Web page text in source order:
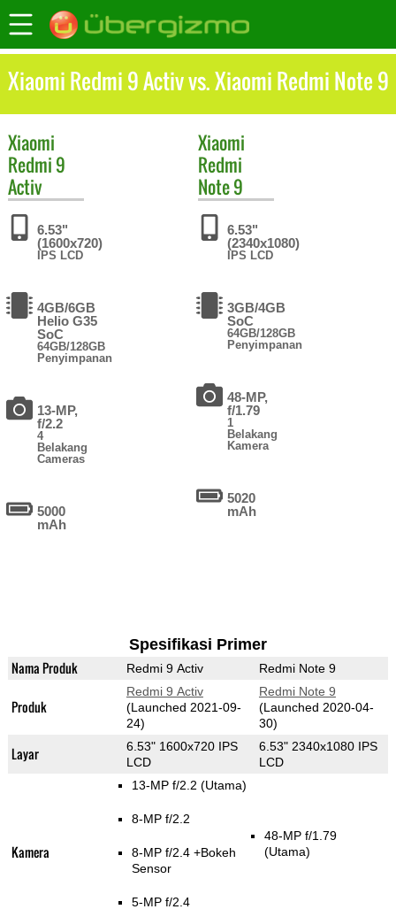
Xiaomi Redmi 9 Activ vs. Xiaomi Redmi Note 9
Xiaomi
Redmi 9
Activ
6.53"
(1600x720)
IPS LCD
4GB/6GB
Helio G35
SoC
64GB/128GB
Penyimpanan
13-MP,
f/2.2
4
Belakang
Cameras
5000
mAh
Xiaomi
Redmi
Note 9
6.53"
(2340x1080)
IPS LCD
3GB/4GB
SoC
64GB/128GB
Penyimpanan
48-MP,
f/1.79
1
Belakang
Kamera
5020
mAh
Spesifikasi Primer
Nama Produk Redmi 9 Activ Redmi Note 9
Produk
Redmi 9 Activ
(Launched 2021-09-
24)
Redmi Note 9
(Launched 2020-04-
30)
Layar
6.53" 1600x720 IPS
LCD
6.53" 2340x1080 IPS
LCD
Kamera
13-MP f/2.2 (Utama)
8-MP f/2.2
8-MP f/2.4 +Bokeh
Sensor
5-MP f/2.4
48-MP f/1.79
(Utama)